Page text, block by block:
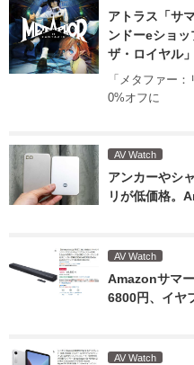
アトラス「サ
ンドーeショ
ザ・ロイヤル
「メタファー
0%オフに
AV Watch
アンカーやシ
リが低価格。
AV Watch
Amazonサマ
6800円、イヤ
AV Watch